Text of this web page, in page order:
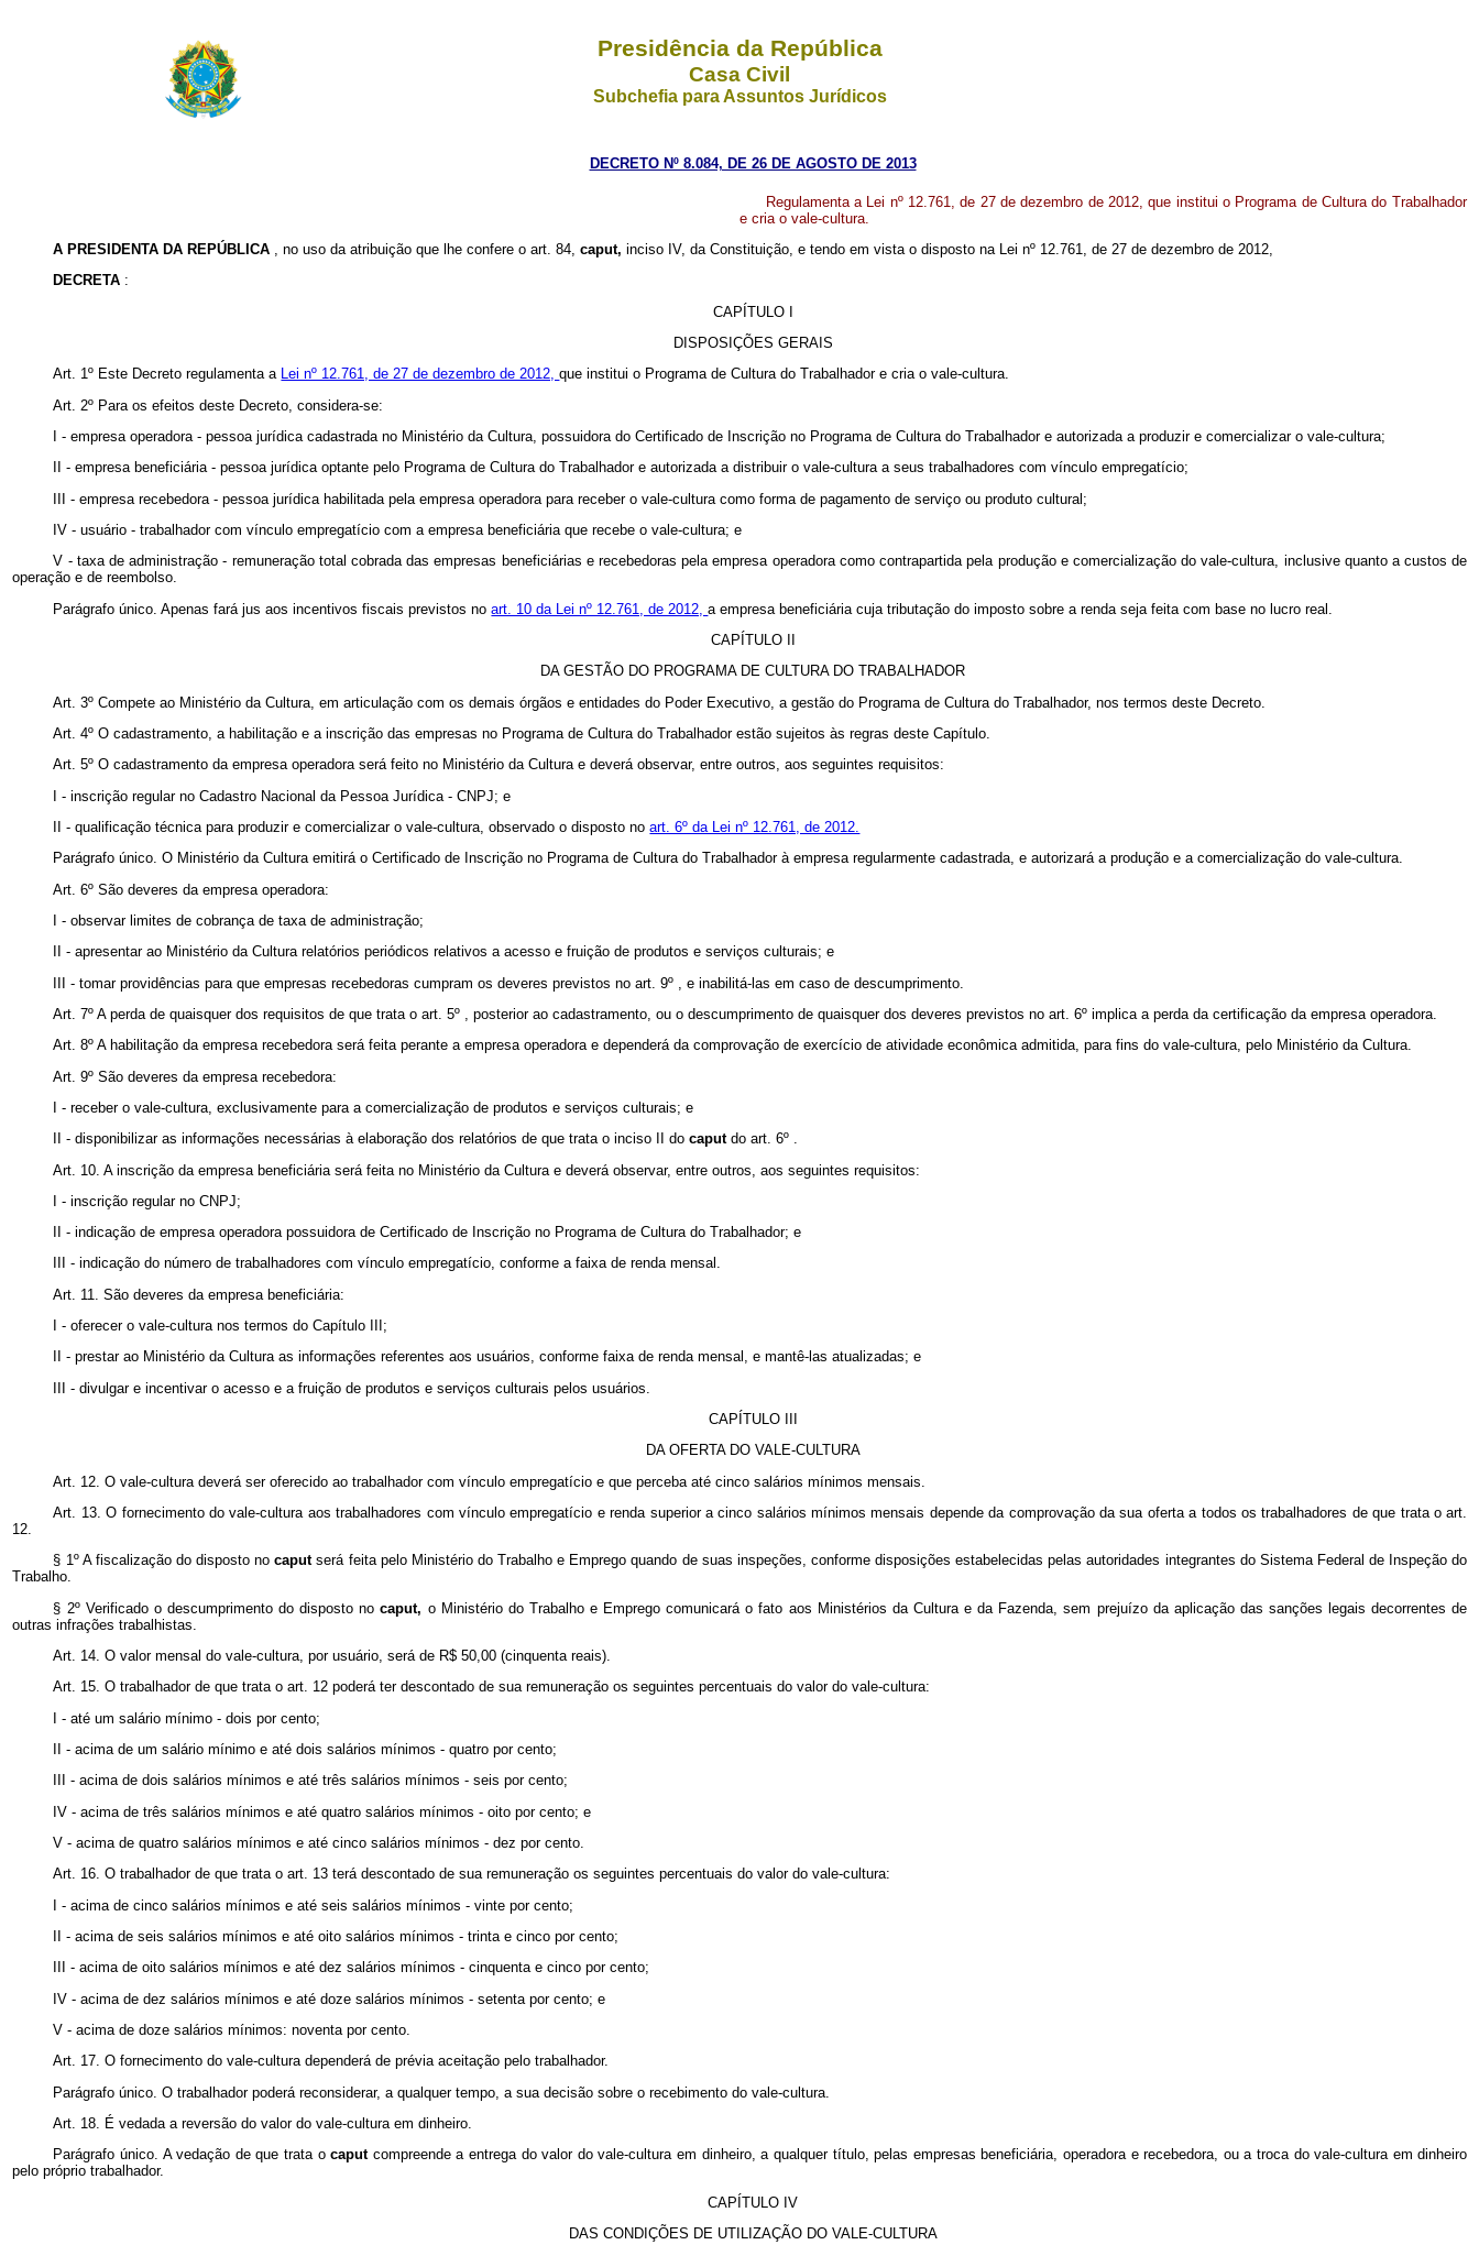
Presidência da República
Casa Civil
Subchefia para Assuntos Jurídicos
DECRETO Nº 8.084, DE 26 DE AGOSTO DE 2013
Regulamenta a Lei nº 12.761, de 27 de dezembro de 2012, que institui o Programa de Cultura do Trabalhador
e cria o vale-cultura.
A PRESIDENTA DA REPÚBLICA
, no uso da atribuição que lhe confere o art. 84,caput,inciso IV, da Constituição, e tendo em vista o disposto na Lei nº 12.761, de 27 de dezembro de 2012,
DECRETA :
CAPÍTULO I
DISPOSIÇÕES GERAIS
Art. 1º Este Decreto regulamenta a Lei nº 12.761, de 27 de dezembro de 2012,que institui o Programa de Cultura do Trabalhador e cria o vale-cultura.
Art. 2º Para os efeitos deste Decreto, considera-se:
I - empresa operadora - pessoa jurídica cadastrada no Ministério da Cultura, possuidora do Certificado de Inscrição no Programa de Cultura do Trabalhador e autorizada a produzir e comercializar o vale-cultura;
II - empresa beneficiária - pessoa jurídica optante pelo Programa de Cultura do Trabalhador e autorizada a distribuir o vale-cultura a seus trabalhadores com vínculo empregatício;
III - empresa recebedora - pessoa jurídica habilitada pela empresa operadora para receber o vale-cultura como forma de pagamento de serviço ou produto cultural;
IV - usuário - trabalhador com vínculo empregatício com a empresa beneficiária que recebe o vale-cultura; e
V - taxa de administração - remuneração total cobrada das empresas beneficiárias e recebedoras pela empresa operadora como contrapartida pela produção e comercialização do vale-cultura, inclusive quanto a custos de
operação e de reembolso.
Parágrafo único. Apenas fará jus aos incentivos fiscais previstos noart. 10 da Lei nº 12.761, de 2012,a empresa beneficiária cuja tributação do imposto sobre a renda seja feita com base no lucro real.
CAPÍTULO II
DA GESTÃO DO PROGRAMA DE CULTURA DO TRABALHADOR
Art. 3º Compete ao Ministério da Cultura, em articulação com os demais órgãos e entidades do Poder Executivo, a gestão do Programa de Cultura do Trabalhador, nos termos deste Decreto.
Art. 4º O cadastramento, a habilitação e a inscrição das empresas no Programa de Cultura do Trabalhador estão sujeitos às regras deste Capítulo.
Art. 5º O cadastramento da empresa operadora será feito no Ministério da Cultura e deverá observar, entre outros, aos seguintes requisitos:
I - inscrição regular no Cadastro Nacional da Pessoa Jurídica - CNPJ; e
II - qualificação técnica para produzir e comercializar o vale-cultura, observado o disposto noart. 6º da Lei nº 12.761, de 2012.
Parágrafo único. O Ministério da Cultura emitirá o Certificado de Inscrição no Programa de Cultura do Trabalhador à empresa regularmente cadastrada, e autorizará a produção e a comercialização do vale-cultura.
Art. 6º São deveres da empresa operadora:
I - observar limites de cobrança de taxa de administração;
II - apresentar ao Ministério da Cultura relatórios periódicos relativos a acesso e fruição de produtos e serviços culturais; e
III - tomar providências para que empresas recebedoras cumpram os deveres previstos no art. 9º , e inabilitá-las em caso de descumprimento.
Art. 7º A perda de quaisquer dos requisitos de que trata o art. 5º , posterior ao cadastramento, ou o descumprimento de quaisquer dos deveres previstos no art. 6º implica a perda da certificação da empresa operadora.
Art. 8º A habilitação da empresa recebedora será feita perante a empresa operadora e dependerá da comprovação de exercício de atividade econômica admitida, para fins do vale-cultura, pelo Ministério da Cultura.
Art. 9º São deveres da empresa recebedora:
I - receber o vale-cultura, exclusivamente para a comercialização de produtos e serviços culturais; e
II - disponibilizar as informações necessárias à elaboração dos relatórios de que trata o inciso II docaputdo art. 6º .
Art. 10. A inscrição da empresa beneficiária será feita no Ministério da Cultura e deverá observar, entre outros, aos seguintes requisitos:
I - inscrição regular no CNPJ;
II - indicação de empresa operadora possuidora de Certificado de Inscrição no Programa de Cultura do Trabalhador; e
III - indicação do número de trabalhadores com vínculo empregatício, conforme a faixa de renda mensal.
Art. 11. São deveres da empresa beneficiária:
I - oferecer o vale-cultura nos termos do Capítulo III;
II - prestar ao Ministério da Cultura as informações referentes aos usuários, conforme faixa de renda mensal, e mantê-las atualizadas; e
III - divulgar e incentivar o acesso e a fruição de produtos e serviços culturais pelos usuários.
CAPÍTULO III
DA OFERTA DO VALE-CULTURA
Art. 12. O vale-cultura deverá ser oferecido ao trabalhador com vínculo empregatício e que perceba até cinco salários mínimos mensais.
Art. 13. O fornecimento do vale-cultura aos trabalhadores com vínculo empregatício e renda superior a cinco salários mínimos mensais depende da comprovação da sua oferta a todos os trabalhadores de que trata o art.
12.
§ 1º A fiscalização do disposto nocaputserá feita pelo Ministério do Trabalho e Emprego quando de suas inspeções, conforme disposições estabelecidas pelas autoridades integrantes do Sistema Federal de Inspeção do
Trabalho.
§ 2º Verificado o descumprimento do disposto nocaput, o Ministério do Trabalho e Emprego comunicará o fato aos Ministérios da Cultura e da Fazenda, sem prejuízo da aplicação das sanções legais decorrentes de
outras infrações trabalhistas.
Art. 14. O valor mensal do vale-cultura, por usuário, será de R$ 50,00 (cinquenta reais).
Art. 15. O trabalhador de que trata o art. 12 poderá ter descontado de sua remuneração os seguintes percentuais do valor do vale-cultura:
I - até um salário mínimo - dois por cento;
II - acima de um salário mínimo e até dois salários mínimos - quatro por cento;
III - acima de dois salários mínimos e até três salários mínimos - seis por cento;
IV - acima de três salários mínimos e até quatro salários mínimos - oito por cento; e
V - acima de quatro salários mínimos e até cinco salários mínimos - dez por cento.
Art. 16. O trabalhador de que trata o art. 13 terá descontado de sua remuneração os seguintes percentuais do valor do vale-cultura:
I - acima de cinco salários mínimos e até seis salários mínimos - vinte por cento;
II - acima de seis salários mínimos e até oito salários mínimos - trinta e cinco por cento;
III - acima de oito salários mínimos e até dez salários mínimos - cinquenta e cinco por cento;
IV - acima de dez salários mínimos e até doze salários mínimos - setenta por cento; e
V - acima de doze salários mínimos: noventa por cento.
Art. 17. O fornecimento do vale-cultura dependerá de prévia aceitação pelo trabalhador.
Parágrafo único. O trabalhador poderá reconsiderar, a qualquer tempo, a sua decisão sobre o recebimento do vale-cultura.
Art. 18. É vedada a reversão do valor do vale-cultura em dinheiro.
Parágrafo único. A vedação de que trata ocaput compreende a entrega do valor do vale-cultura em dinheiro, a qualquer título, pelas empresas beneficiária, operadora e recebedora, ou a troca do vale-cultura em dinheiro
pelo próprio trabalhador.
CAPÍTULO IV
DAS CONDIÇÕES DE UTILIZAÇÃO DO VALE-CULTURA